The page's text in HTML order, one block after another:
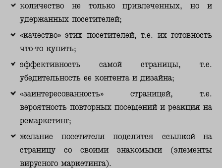
количество не только привлеченных, но и
удержанных посетителей;
«качество» этих посетителей, т.е. их готовность
что-то купить;
эффективность самой страницы, т.е.
убедительность ее контента и дизайна;
«заинтересованность» страницей, т.е.
вероятность повторных посещений и реакция на
ремаркетинг;
желание посетителя поделится ссылкой на
страницу со своими знакомыми (элементы
вирусного маркетинга).